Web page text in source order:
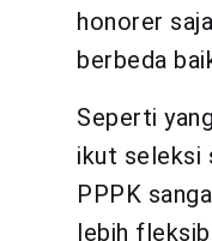
honorer
berbeda
Seperti
ikut seleksi
PPPK
lebih